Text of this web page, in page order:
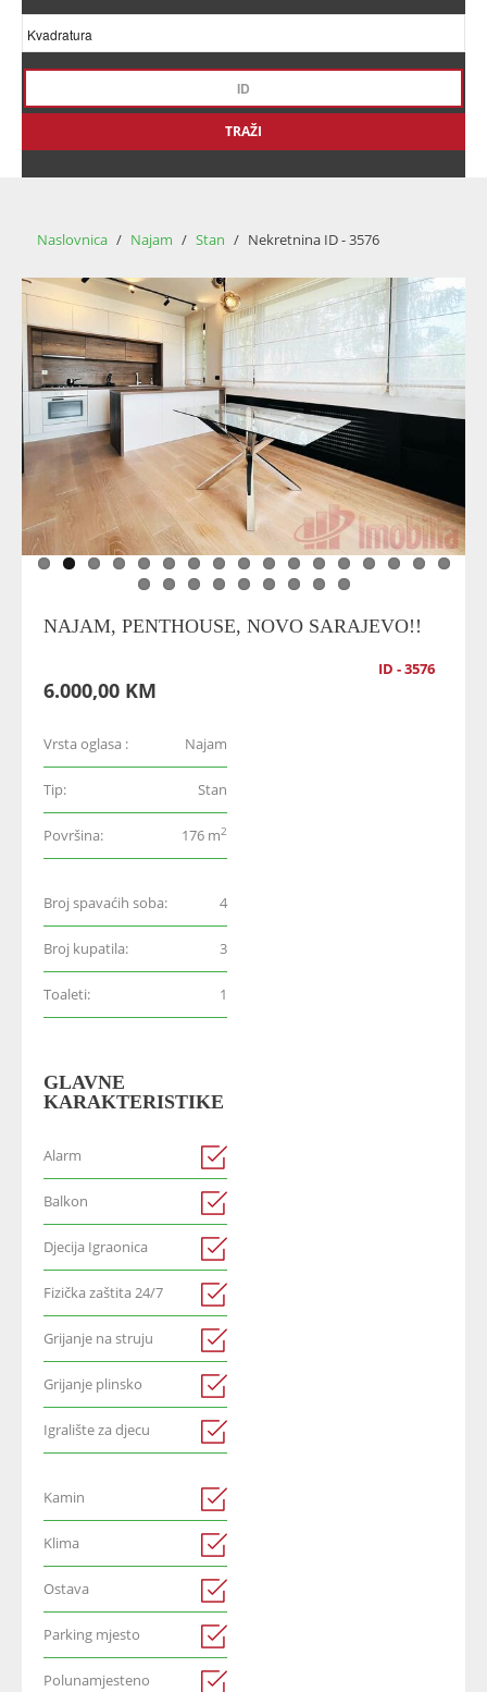
TRAŽI
Naslovnica / Najam / Stan / Nekretnina ID - 3576
NAJAM, PENTHOUSE, NOVO SARAJEVO!!
ID - 3576
6.000,00 KM
Vrsta oglasa : Najam
Tip: Stan
Površina: 176 m2
Broj spavaćih soba: 4
Broj kupatila: 3
Toaleti: 1
GLAVNE
KARAKTERISTIKE
Alarm
Balkon
Djecija Igraonica
Fizička zaštita 24/7
Grijanje na struju
Grijanje plinsko
Igralište za djecu
Kamin
Klima
Ostava
Parking mjesto
Polunamjesteno